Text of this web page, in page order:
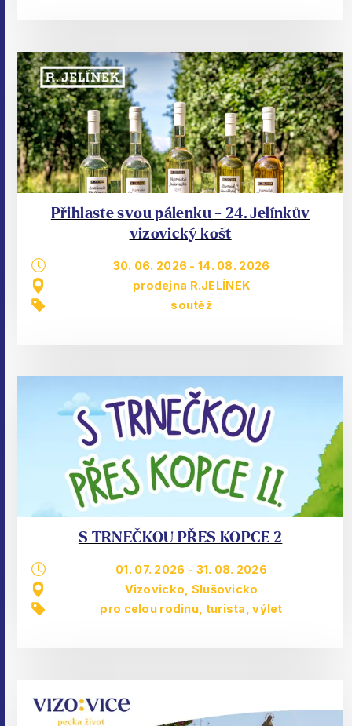
Přihlaste svou pálenku - 24. Jelínkův
vizovický košt
30. 06. 2026 -14. 08. 2026
prodejna R.JELÍNEK
soutěž
S TRNEČKOU PŘES KOPCE 2
01. 07. 2026 - 31. 08. 2026
Vizovicko, Slušovicko
pro celou rodinu turista ,výlet